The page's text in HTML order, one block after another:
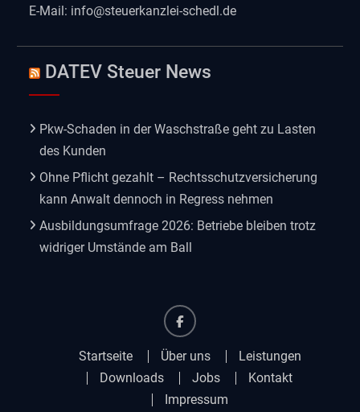
E-Mail: info@steuerkanzlei-schedl.de
DATEV Steuer News
Pkw-Schaden in der Waschstraße geht zu Lasten
des Kunden
Ohne Pflicht gezahlt – Rechtsschutzversicherung
kann Anwalt dennoch in Regress nehmen
Ausbildungsumfrage 2026: Betriebe bleiben trotz
widriger Umstände am Ball
Facebook
Startseite Über uns
Leistungen
Downloads
Jobs
Kontakt
Impressum